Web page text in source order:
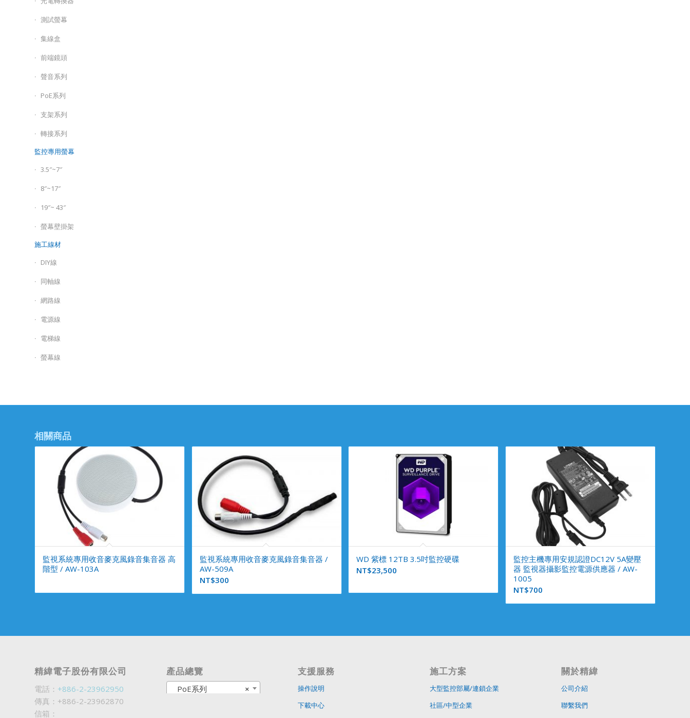
測試螢幕
集線盒
前端鏡頭
聲音系列
PoE系列
支架系列
轉接系列
監控專用螢幕
3.5″~7″
8″~17″
19″~ 43″
螢幕壁掛架
施工線材
DIY線
同軸線
網路線
電源線
電梯線
螢幕線
相關商品
監視系統專用收音麥克風錄音集音器 高
階型 / AW-103A
監視系統專用收音麥克風錄音集音器 /
AW-509A
NT$300
WD 紫標 12TB 3.5吋監控硬碟
NT$23,500
監控主機專用安規認證DC12V 5A變壓
器 監視器攝影監控電源供應器 / AW-
1005
NT$700
精緯電子股份有限公司
電話： +886-2-23962950
傳真：+886-2-23962870
信箱：
產品總覽
×
PoE系列
支援服務
操作說明
下載中心
施工方案
大型監控部屬/連鎖企業
社區/中型企業
關於精緯
公司介紹
聯繫我們